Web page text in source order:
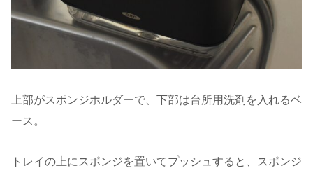
上部がスポンジホルダーで、下部は台所用洗剤を入れるベ
ース。
トレイの上にスポンジを置いてプッシュすると、スポンジ